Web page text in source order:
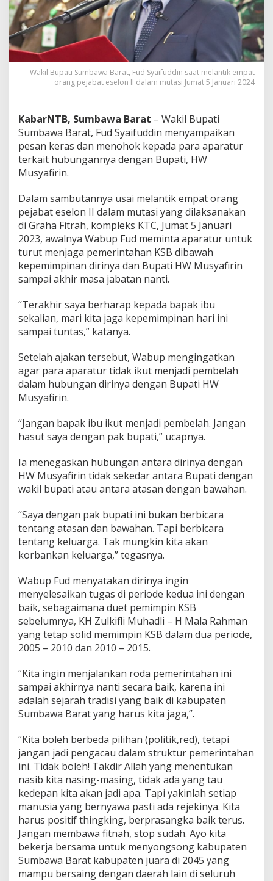
a
s
e
p
a
r
u
r
S
o
a
u
b
u
n
g
a
n
y
d
e
n
g
n
B
u
Wakil Bupati Sumbawa Barat, Fud Syaifuddin saat melantik empat
orang pejabat eselon II dalam mutasi Jumat 5 Januari 2024
KabarNTB, Sumbawa Barat – Wakil Bupati
Sumbawa Barat, Fud Syaifuddin menyampaikan
pesan keras dan menohok kepada para aparatur
terkait hubungannya dengan Bupati, HW
Musyafirin.
Dalam sambutannya usai melantik empat orang
pejabat eselon II dalam mutasi yang dilaksanakan
di Graha Fitrah, kompleks KTC, Jumat 5 Januari
2023, awalnya Wabup Fud meminta aparatur untuk
turut menjaga pemerintahan KSB dibawah
kepemimpinan dirinya dan Bupati HW Musyafirin
sampai akhir masa jabatan nanti.
“Terakhir saya berharap kepada bapak ibu
sekalian, mari kita jaga kepemimpinan hari ini
sampai tuntas,” katanya.
Setelah ajakan tersebut, Wabup mengingatkan
agar para aparatur tidak ikut menjadi pembelah
dalam hubungan dirinya dengan Bupati HW
Musyafirin.
“Jangan bapak ibu ikut menjadi pembelah. Jangan
hasut saya dengan pak bupati,” ucapnya.
Ia menegaskan hubungan antara dirinya dengan
HW Musyafirin tidak sekedar antara Bupati dengan
wakil bupati atau antara atasan dengan bawahan.
“Saya dengan pak bupati ini bukan berbicara
tentang atasan dan bawahan. Tapi berbicara
tentang keluarga. Tak mungkin kita akan
korbankan keluarga,” tegasnya.
Wabup Fud menyatakan dirinya ingin
menyelesaikan tugas di periode kedua ini dengan
baik, sebagaimana duet pemimpin KSB
sebelumnya, KH Zulkifli Muhadli – H Mala Rahman
yang tetap solid memimpin KSB dalam dua periode,
2005 – 2010 dan 2010 – 2015.
“Kita ingin menjalankan roda pemerintahan ini
sampai akhirnya nanti secara baik, karena ini
adalah sejarah tradisi yang baik di kabupaten
Sumbawa Barat yang harus kita jaga,”.
“Kita boleh berbeda pilihan (politik,red), tetapi
jangan jadi pengacau dalam struktur pemerintahan
ini. Tidak boleh! Takdir Allah yang menentukan
nasib kita nasing-masing, tidak ada yang tau
kedepan kita akan jadi apa. Tapi yakinlah setiap
manusia yang bernyawa pasti ada rejekinya. Kita
harus positif thingking, berprasangka baik terus.
Jangan membawa fitnah, stop sudah. Ayo kita
bekerja bersama untuk menyongsong kabupaten
Sumbawa Barat kabupaten juara di 2045 yang
mampu bersaing dengan daerah lain di seluruh